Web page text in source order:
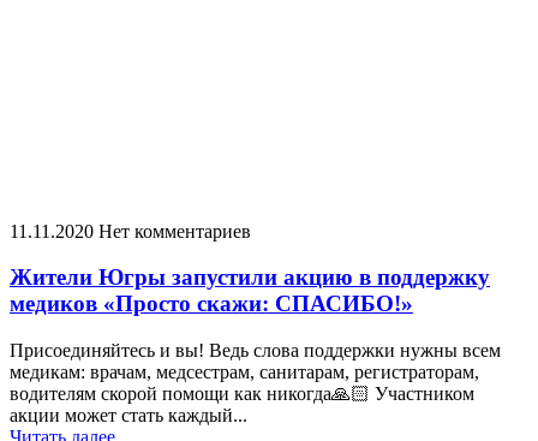
11.11.2020 Нет комментариев
Жители Югры запустили акцию в поддержку
медиков «Просто скажи: СПАСИБО!»
Присоединяйтесь и вы! Ведь слова поддержки нужны всем
медикам: врачам, медсестрам, санитарам, регистраторам,
водителям скорой помощи как никогда🙏🏻 Участником
акции может стать каждый...
Читать далее